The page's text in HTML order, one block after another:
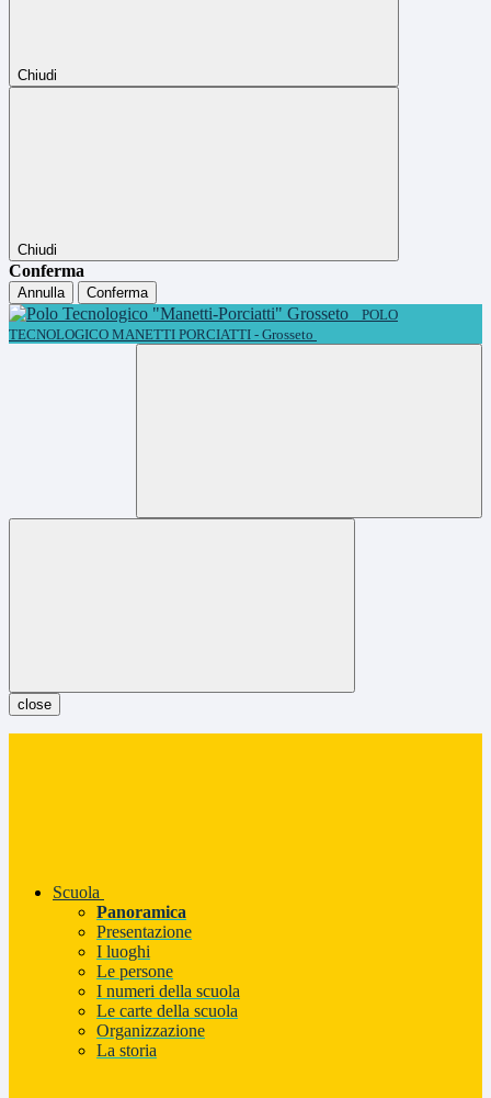
Chiudi
Chiudi
Conferma
Annulla
Conferma
POLO
TECNOLOGICO MANETTI PORCIATTI - Grosseto
close
Scuola
Panoramica
Presentazione
I luoghi
Le persone
I numeri della scuola
Le carte della scuola
Organizzazione
La storia